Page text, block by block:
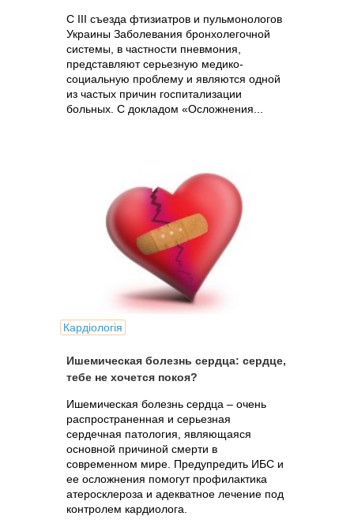
С III съезда фтизиатров и пульмонологов
Украины Заболевания бронхолегочной
системы, в частности пневмония,
представляют серьезную медико-
социальную проблему и являются одной
из частых причин госпитализации
больных. С докладом «Осложнения...
Кардіологія
Ишемическая болезнь сердца: сердце,
тебе не хочется покоя?
Ишемическая болезнь сердца – очень
распространенная и серьезная
сердечная патология, являющаяся
основной причиной смерти в
современном мире. Предупредить ИБС и
ее осложнения помогут профилактика
атеросклероза и адекватное лечение под
контролем кардиолога.